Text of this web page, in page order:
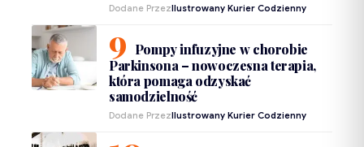
Dodane PrzezIlustrowany Kurier Codzienny
Pompy infuzyjne w chorobie
Parkinsona – nowoczesna terapia,
która pomaga odzyskać
samodzielność
Dodane PrzezIlustrowany Kurier Codzienny